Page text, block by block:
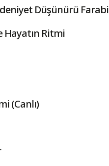
Düşünürü Farabi
Hayatın Ritmi
(Canlı)